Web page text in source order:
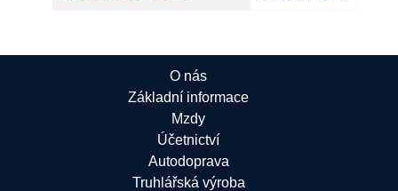
O nás
Základní informace
Mzdy
Účetnictví
Autodoprava
Truhlářská výroba